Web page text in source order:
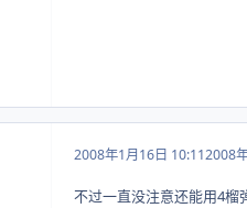
2008年1月16日 10:112008
不过一直没注意还能用4榴